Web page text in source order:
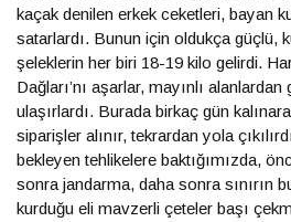
kaçak denilen erkek ceketleri, bayan
satarlardı. Bunun için oldukça güçlü,
şeleklerin her biri 18-19 kilo gelirdi.
Dağları’nı aşarlar, mayınlı
ulaşırlardı. Burada birkaç gün
siparişler alınır, tekrardan yola
bekleyen tehlikelere baktığımızda,
sonra jandarma, daha sonra sınırın
kurduğu eli mavzerli çeteler başı